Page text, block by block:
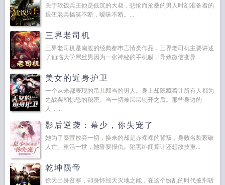
关于软饭兵王他是低沉的大叔，悲怆而沧桑的男人时刻准备着的
退伍老兵搞笑不断，暧昧不断。...
三界老司机
三界老司机是南渡的经典都市言情类作品，三界老司机主要讲述
了仙临大学屌丝男因为一张神秘的手机膜，导致微信变异...
美女的近身护卫
一个从来都表现的吊儿郎当的男人。身上却隐藏着让所有人都为
之战栗和惊恐的秘密。当一切被层层刨开之后。那些身边的
人，...
影后逆袭：幕少，你失宠了
她为了秦宣放弃一切，换来的却是赤裸裸的背叛，身败名裂家破
人亡。重活一世，她誓要报仇。陷害绯闻算计还想故技重...
乾坤陨帝
徐天出身贫寒，却身怀毁天灭地之能，在这个纷乱的时代披荆斩